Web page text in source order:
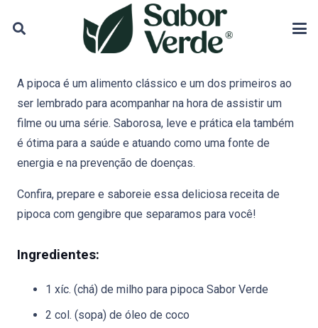
A pipoca é um alimento clássico e um dos primeiros ao
ser lembrado para acompanhar na hora de assistir um
filme ou uma série. Saborosa, leve e prática ela também
é ótima para a saúde e atuando como uma fonte de
energia e na prevenção de doenças.
Confira, prepare e saboreie essa deliciosa receita de
pipoca com gengibre que separamos para você!
Ingredientes:
1 xíc. (chá) de milho para pipoca Sabor Verde
2 col. (sopa) de óleo de coco